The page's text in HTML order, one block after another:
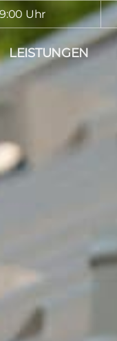
Uhr
LEISTUNGEN